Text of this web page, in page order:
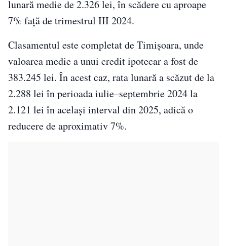
lunară medie de 2.326 lei, în scădere cu aproape
7% față de trimestrul III 2024.
Clasamentul este completat de Timișoara, unde
valoarea medie a unui credit ipotecar a fost de
383.245 lei. În acest caz, rata lunară a scăzut de la
2.288 lei în perioada iulie–septembrie 2024 la
2.121 lei în același interval din 2025, adică o
reducere de aproximativ 7%.